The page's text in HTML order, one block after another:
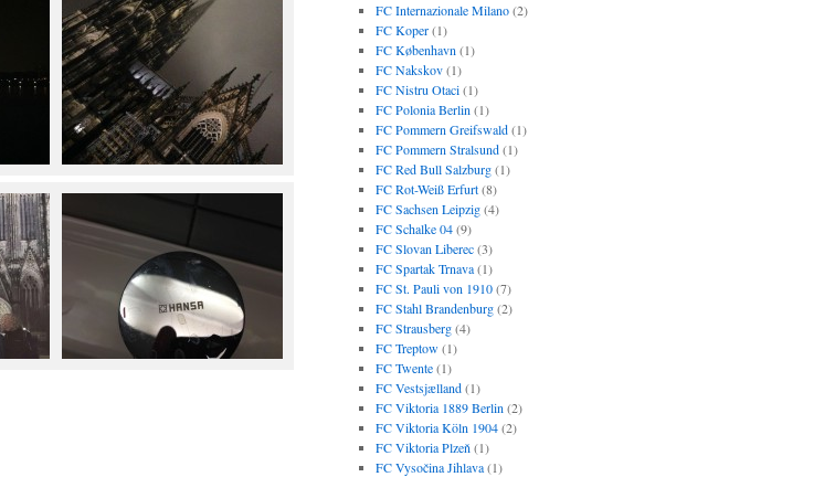
FC Internazionale Milano(2)
FC Koper(1)
FC København (1)
FC Nakskov(1)
FC Nistru Otaci(1)
FC Polonia Berlin (1)
FC Pommern Greifswald(1)
FC Pommern Stralsund(1)
FC Red Bull Salzburg(1)
FC Rot-Weiß Erfurt(8)
FC Sachsen Leipzig(4)
FC Schalke 04(9)
FC Slovan Liberec(3)
FC Spartak Trnava(1)
FC St. Pauli von 1910(7)
FC Stahl Brandenburg(2)
FC Strausberg(4)
FC Treptow(1)
FC Twente(1)
FC Vestsjælland(1)
FC Viktoria 1889 Berlin (2)
FC Viktoria Köln 1904(2)
FC Viktoria Plzeň (1)
FC Vysočina Jihlava(1)